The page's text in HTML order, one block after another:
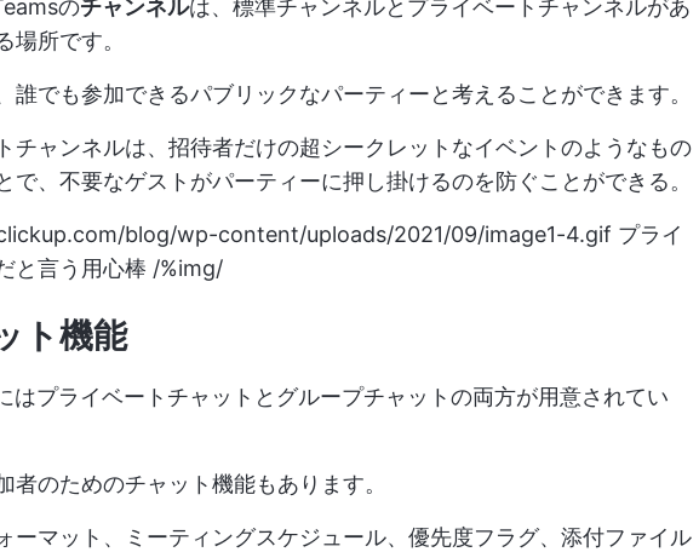
のチャンネルは、標準チャンネルとプライベートチャンネルがあ
場所です。
誰でも参加できるパブリックなパーティーと考えることができます。
チャンネルは、招待者だけの超シークレットなイベントのようなもの
で、不要なゲストがパーティーに押し掛けるのを防ぐことができる。
blog/wp-content/uploads/2021/09/image1-4.gif プライ
と言う用心棒 /%img/
ト機能
プライベートチャットとグループチャットの両方が用意されてい
者のためのチャット機能もあります。
ーマット、ミーティングスケジュール、優先度フラグ、添付ファイル